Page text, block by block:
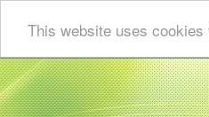
This website uses